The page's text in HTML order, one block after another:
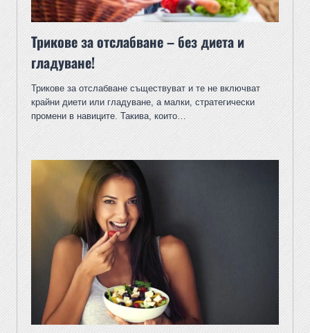
Трикове за отслабване – без диета и
гладуване!
Трикове за отслабване съществуват и те не включват
крайни диети или гладуване, а малки, стратегически
промени в навиците. Такива, които…